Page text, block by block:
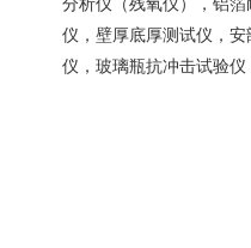
仪，壁厚底厚测试仪，
仪，玻璃瓶抗冲击试验